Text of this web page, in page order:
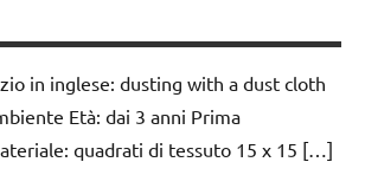
in inglese: dusting with a dust cloth
Età: dai 3 anni Prima
quadrati di tessuto 15 x 15 […]